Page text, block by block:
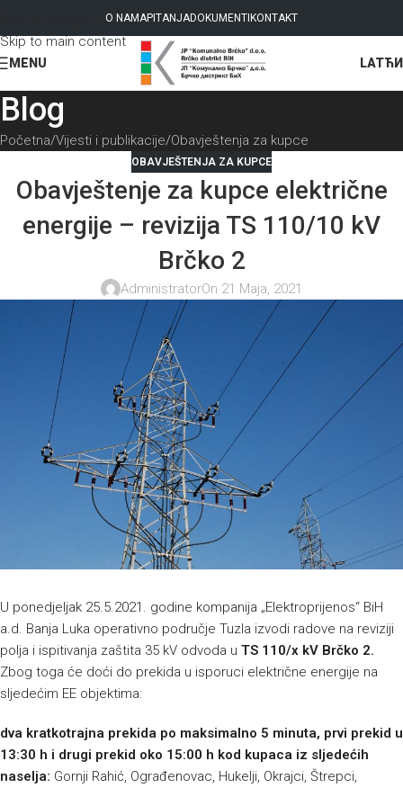
Skip to navigation
Skip to main content
O NAMAPITANJADOKUMENTI KONTAKT
MENU LAT
Blog
Početna Vijesti i publikacije Obavještenja za kupce
OBAVJEŠTENJA ZA KUPCE
Obavještenje za kupce električne
energije – revizija TS 110/10 kV
Brčko 2
AdministratorOn 21 Maja, 2021
U ponedjeljak 25.5.2021. godine kompanija „Elektroprijenos“ BiH
a.d. Banja Luka operativno područje Tuzla izvodi radove na reviziji
polja i ispitivanja zaštita 35 kV odvoda u TS 110/x kV Brčko 2.
Zbog toga će doći do prekida u isporuci električne energije na
sljedećim EE objektima:
dva kratkotrajna prekida po maksimalno 5 minuta, prvi prekid u
13:30 h i drugi prekid oko 15:00 h kod kupaca iz sljedećih
naselja: Gornji Rahić, Ograđenovac, Hukelji, Okrajci, Štrepci,